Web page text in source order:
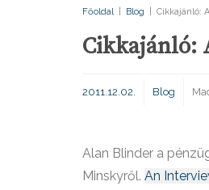
Főoldal Blog Cikkajánló:
Cikkajánló:
2011.12.02. Blog
Alan Blinder a
Minskyről. An